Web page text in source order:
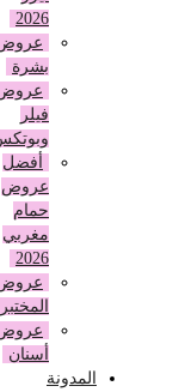
عروض
بشرة
عروض
وبوتكس
أفضل
عروض
حمام
مغربي
عروض
المختبر
عروض
أسنان
المدونة